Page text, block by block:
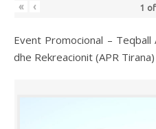
« ‹ 1 of
Event Promocional –
dhe Rekreacionit (APR Tirana)